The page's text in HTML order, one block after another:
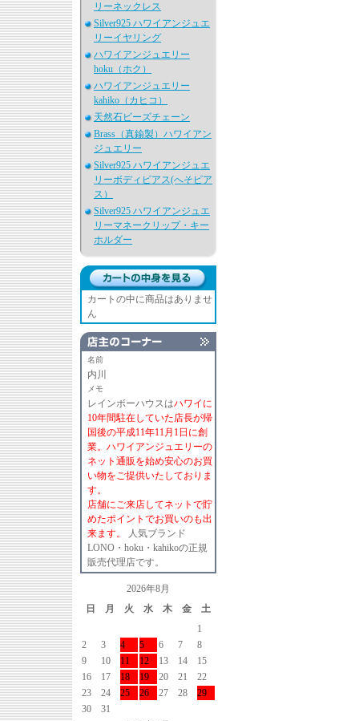
リーネックレス
Silver925 ハワイアンジュエ
リーイヤリング
ハワイアンジュエリー
hoku（ホク）
ハワイアンジュエリー
kahiko（カヒコ）
天然石ビーズチェーン
Brass（真鍮製）ハワイアン
ジュエリー
Silver925 ハワイアンジュエ
リーボディピアス(へそピア
ス）
Silver925 ハワイアンジュエ
リーマネークリップ・キー
ホルダー
カートの中に商品はありませ
ん
名前
内川
メモ
レインボーハウスはハワイに
10年間駐在していた店長が帰
国後の平成11年11月1日に創
業。ハワイアンジュエリーの
ネット通販を始め安心のお買
い物をご提供いたしておりま
す。
店舗にご来店してネットで貯
めたポイントでお買いのも出
来ます。
人気ブランド
LONO・hoku・kahikoの正規
販売代理店です。
2026年8月
日
月 火 水 木 金
土
1
2
3 4 5 6 7
8
9
10 11 12 13 14
15
16
17 18 19 20 21
22
23
24 25 26 27 28
29
30
31